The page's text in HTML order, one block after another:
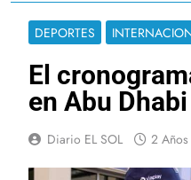
DEPORTES
El
en Abu Dhabi
Diario EL SOL 2 Años